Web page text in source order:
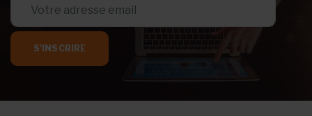
S'INSCRIRE